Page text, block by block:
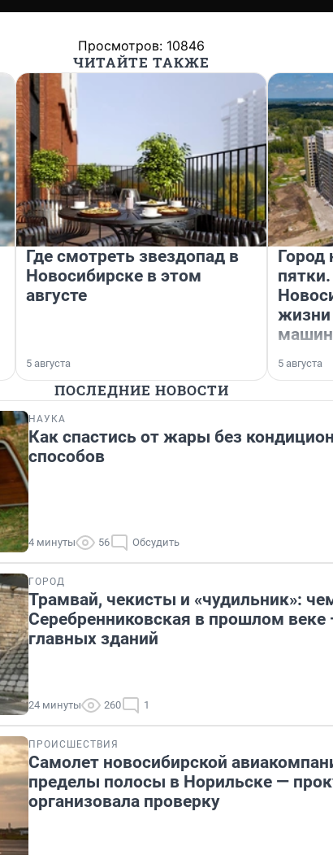
Просмотров: 10846
ЧИТАЙТЕ ТАКЖЕ
Где смотреть звездопад в
Новосибирске в этом
августе
5 августа
Город
жизни
машин
5 августа
ПОСЛЕДНИЕ НОВОСТИ
НАУКА
Как спастись от жары без
способов
4 минуты 56 Обсудить
ГОРОД
Трамвай, чекисты и «чудильник»:
Серебренниковская в прошлом веке
главных зданий
24 минуты 260 1
ПРОИСШЕСТВИЯ
Самолет новосибирской
пределы полосы в Норильске —
организовала проверку